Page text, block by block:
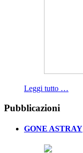
Leggi tutto …
Pubblicazioni
GONE ASTRAY